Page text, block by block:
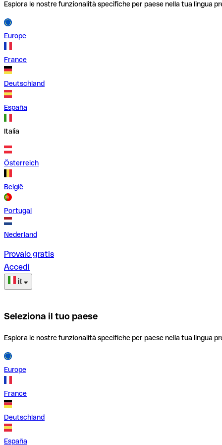
Esplora le nostre funzionalità specifiche per paese nella tua lingua
Europe
France
Deutschland
España
Italia
Österreich
België
Portugal
Nederland
Provalo gratis
Accedi
it
Seleziona il tuo paese
Esplora le nostre funzionalità specifiche per paese nella tua lingua
Europe
France
Deutschland
España